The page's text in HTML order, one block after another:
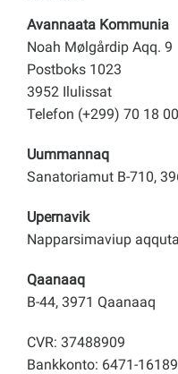
Avannaata Kommunia
Noah Mølgårdip Aqq. 9
Postboks 1023
3952 Ilulissat
Telefon (+299) 70 18 00
Uummannaq
Sanatoriamut B-710,
Upernavik
Napparsimaviup
Qaanaaq
B-44, 3971 Qaanaaq
CVR: 37488909
Bankkonto: 6471-